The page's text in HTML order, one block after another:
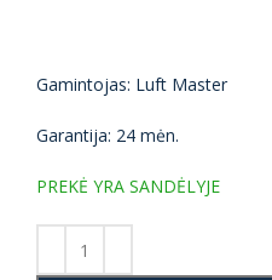
Gamintojas: Luft Master
Garantija: 24 mėn.
PREKĖ YRA SANDĖLYJE